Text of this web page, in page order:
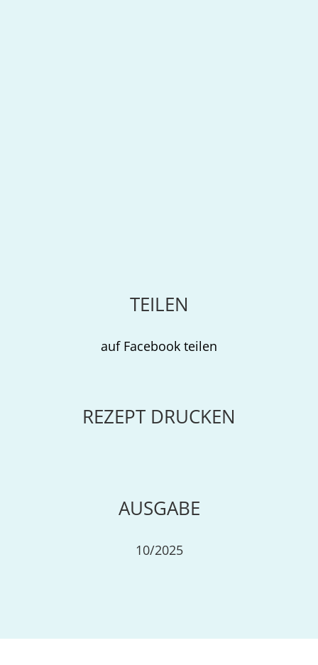
TEILEN
auf Facebook teilen
REZEPT DRUCKEN
AUSGABE
10/2025